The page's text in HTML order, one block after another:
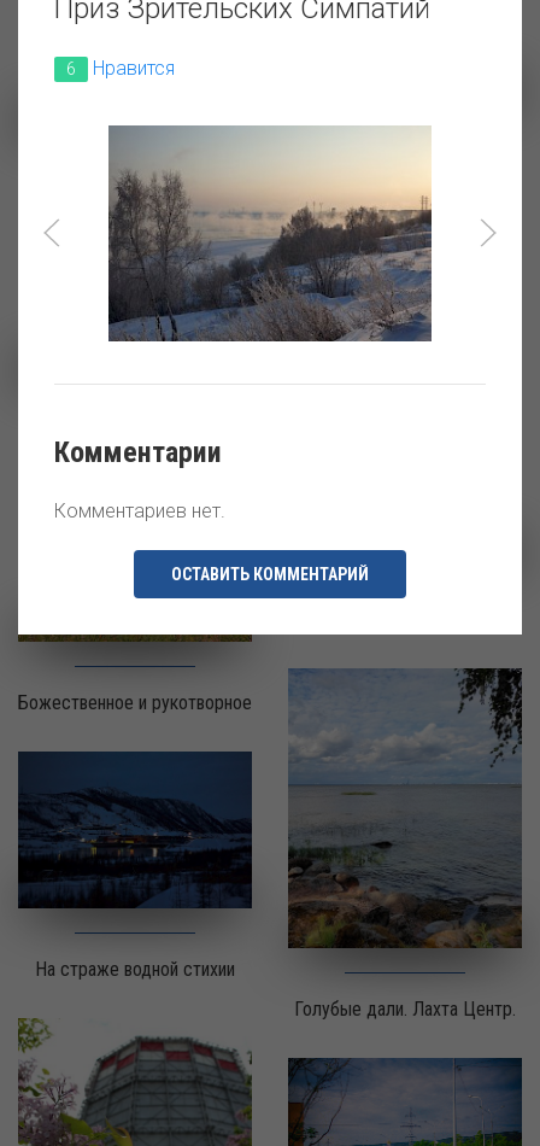
Цветущая насосная
Киришский рассвет
Божественное и рукотворное
На страже водной стихии
Голубые дали. Лахта Центр.
Приз Зрительских Симпатий
6 Нравится
Комментарии
Комментариев нет.
ОСТАВИТЬ КОММЕНТАРИЙ